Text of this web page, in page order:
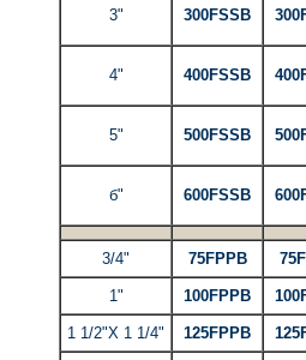
3" 300FSSB
4" 400FSSB
5" 500FSSB
б" 600FSSB
3/4" 75FPPB
1" 100FPPB
1 1/2"X 1 1/4" 125FPPB